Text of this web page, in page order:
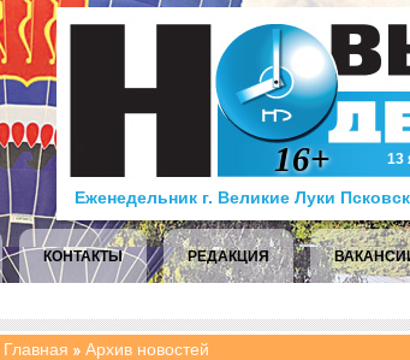
16+ 13
Еженедельник г. Великие Луки
КОНТАКТЫ РЕДАКЦИЯ
Главная Архив новостей